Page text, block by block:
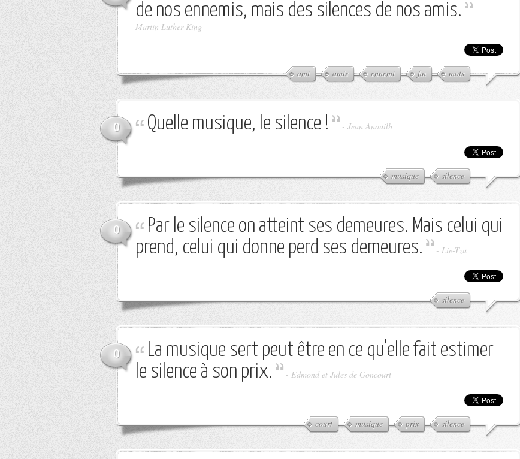
de nos ennemis, mais des silences de nos amis.
-
Martin Luther King
ami amis ennemi fin mots
0 Quelle musique, le silence ! - Jean Anouilh
musique silence
0
Par le silence on atteint ses demeures. Mais celui qui
prend, celui qui donne perd ses demeures.
- Lie-Tzu
silence
0
La musique sert peut être en ce qu'elle fait estimer
le silence à son prix.
- Edmond et Jules de Goncourt
court musique prix silence